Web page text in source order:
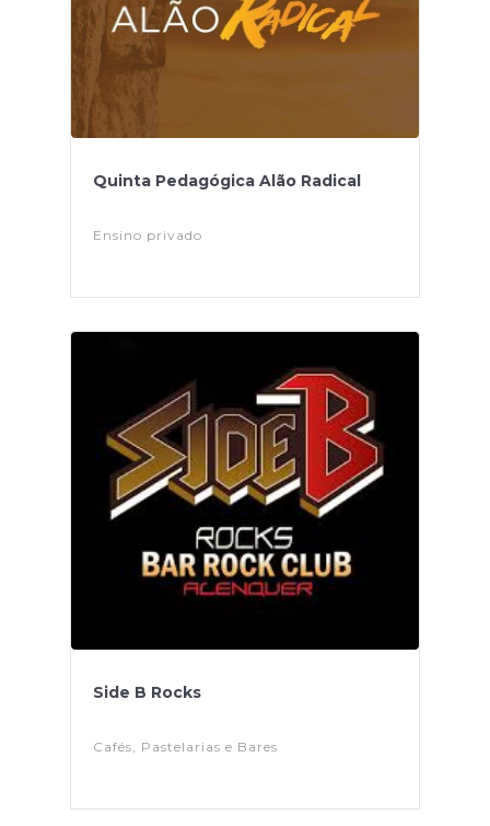
Quinta Pedagógica Alão Radical
Ensino privado
Side B Rocks
Cafés, Pastelarias e Bares